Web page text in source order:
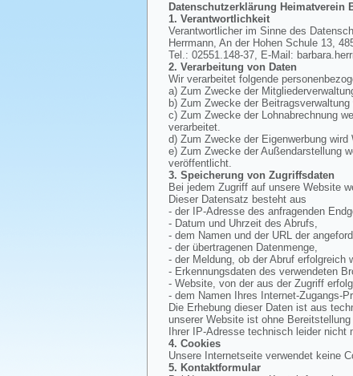
Datenschutzerklärung Heimatverein
1. Verantwortlichkeit
Verantwortlicher im Sinne des
Herrmann, An der Hohen Schule 13,
Tel.: 02551.148-37, E-Mail:
2. Verarbeitung von Daten
Wir verarbeitet folgende
a) Zum Zwecke der
b) Zum Zwecke der
c) Zum Zwecke der Lohnabrechnung
verarbeitet.
d) Zum Zwecke der Eigenwerbung
e) Zum Zwecke der Außendarstellung
veröffentlicht.
3. Speicherung von Zugriffsdaten
Bei jedem Zugriff auf unsere Website
Dieser Datensatz besteht aus
- der IP-Adresse des anfragenden
- Datum und Uhrzeit des Abrufs,
- dem Namen und der URL der
- der übertragenen Datenmenge,
- der Meldung, ob der Abruf erfolgreich
- Erkennungsdaten des verwendeten
- Website, von der aus der Zugriff
- dem Namen Ihres Internet-Zugangs-
Die Erhebung dieser Daten ist aus
unserer Website ist ohne Bereitstellung
Ihrer IP-Adresse technisch leider nicht
4. Cookies
Unsere Internetseite verwendet keine
5. Kontaktformular